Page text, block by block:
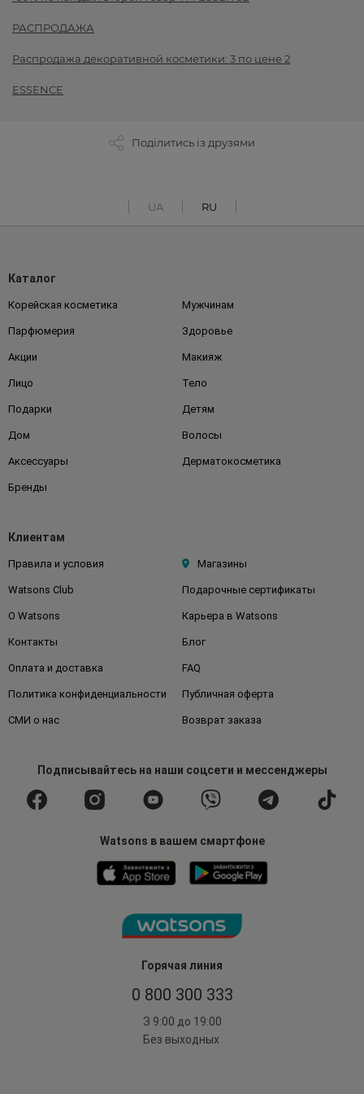
РАСПРОДАЖА
Распродажа декоративной косметики: 3 по цене 2
ESSENCE
Поділитись із друзями
UA RU
Горячая линия
0 800 300 333
З 9:00 до 19:00
Без выходных
Каталог
Корейская косметика Мужчинам
Парфюмерия Здоровье
Акции Макияж
Лицо Тело
Подарки Детям
Дом Волосы
Аксессуары Дерматокосметика
Бренды
Клиентам
Правила и условия Магазины
Watsons Club Подарочные сертификаты
О Watsons Карьера в Watsons
Контакты Блог
Оплата и доставка FAQ
Политика конфиденциальности Публичная оферта
СМИ о нас Возврат заказа
Подписывайтесьна наши соцсети и мессенджеры
Watsons в вашем смартфоне